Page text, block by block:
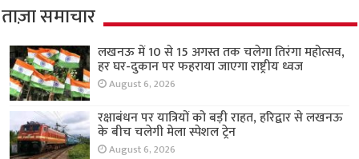
ताज़ा समाचार
लखनऊ में 10 से 15 अगस्त तक चलेगा तिरंगा महोत्सव,
हर घर-दुकान पर फहराया जाएगा राष्ट्रीय ध्वज
August 6, 2026
रक्षाबंधन पर यात्रियों को बड़ी राहत, हरिद्वार से लखनऊ
के बीच चलेगी मेला स्पेशल ट्रेन
August 6, 2026